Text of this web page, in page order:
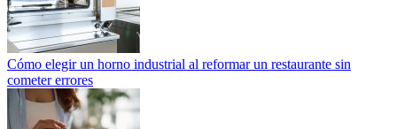
Cómo elegir un horno industrial al reformar un restaurante sin
cometer errores